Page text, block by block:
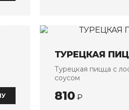
ТУРЕЦКАЯ
Турецкая пицца с
соусом
810 ₽